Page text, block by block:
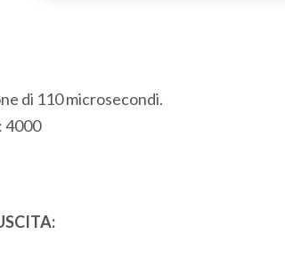
di 110 microsecondi.
4000